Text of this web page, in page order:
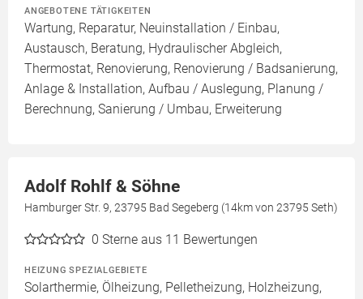
ANGEBOTENE TÄTIGKEITEN
Wartung, Reparatur, Neuinstallation / Einbau,
Austausch, Beratung, Hydraulischer Abgleich,
Thermostat, Renovierung, Renovierung / Badsanierung,
Anlage & Installation, Aufbau / Auslegung, Planung /
Berechnung, Sanierung / Umbau, Erweiterung
Adolf Rohlf & Söhne
Hamburger Str. 9, 23795 Bad Segeberg (14km von 23795 Seth)
0 Sterne aus 11 Bewertungen
HEIZUNG SPEZIALGEBIETE
Solarthermie, Ölheizung, Pelletheizung, Holzheizung,